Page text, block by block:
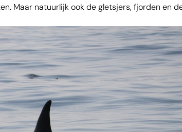
Maar natuurlijk ook de gletsjers, fjorden en